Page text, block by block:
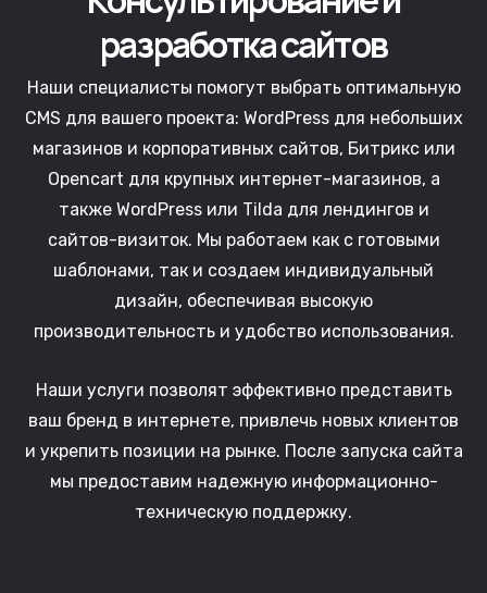
разработка сайтов
Наши специалисты помогут выбрать оптимальную
CMS для вашего проекта: WordPress для небольших
магазинов и корпоративных сайтов, Битрикс или
Opencart для крупных интернет-магазинов, а
также WordPress или Tilda для лендингов и
сайтов-визиток. Мы работаем как с готовыми
шаблонами, так и создаем индивидуальный
дизайн, обеспечивая высокую
производительность и удобство использования.
Наши услуги позволят эффективно представить
ваш бренд в интернете, привлечь новых клиентов
и укрепить позиции на рынке. После запуска сайта
мы предоставим надежную информационно-
техническую поддержку.